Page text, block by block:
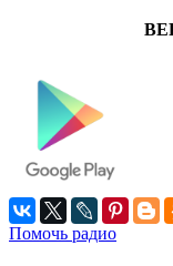
Помочь радио